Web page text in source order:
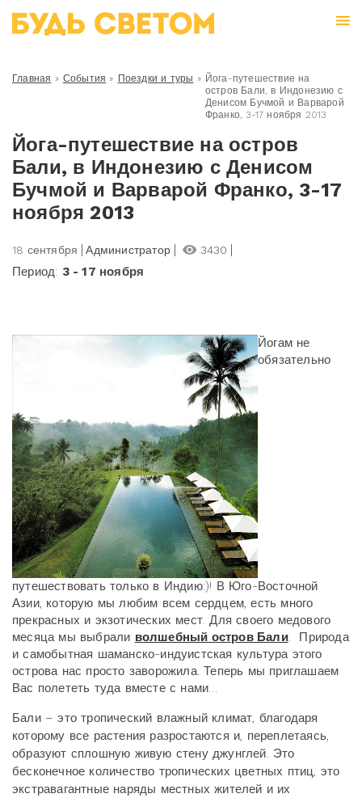
Главная » События » Поездки и туры » Йога-путешествие на
остров Бали, в Индонезию с
Денисом Бучмой и Варварой
Франко, 3-17 ноября 2013
Йога-путешествие на остров
Бали, в Индонезию с Денисом
Бучмой и Варварой Франко, 3-17
ноября 2013
18 сентября Администратор 3430
Период: 3 - 17 ноября
Йогам не
обязательно
путешествовать только в Индию:)! В Юго-Восточной
Азии, которую мы любим всем сердцем, есть много
прекрасных и экзотических мест. Для своего медового
месяца мы выбрали волшебный остров Бали. Природа
и самобытная шаманско-индуистская культура этого
острова нас просто заворожила. Теперь мы приглашаем
Вас полететь туда вместе с нами…
Бали – это тропический влажный климат, благодаря
которому все растения разростаются и, переплетаясь,
образуют сплошную живую стену джунглей. Это
бесконечное количество тропических цветных птиц, это
экстравагантные наряды местных жителей и их